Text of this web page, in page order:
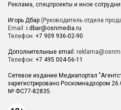
Реклама, спецпроекты и иное
Игорь Дбар (Руководитель отдела
Email: i.dbar@osnmedia.ru
Телефон: +7 909 936-02-90
Дополнительные email:
Телефон: +7 495 004-56-11
Сетевое издание Медиапортал
зарегистрировано Роскомнадзором
№ ФС77-82835.